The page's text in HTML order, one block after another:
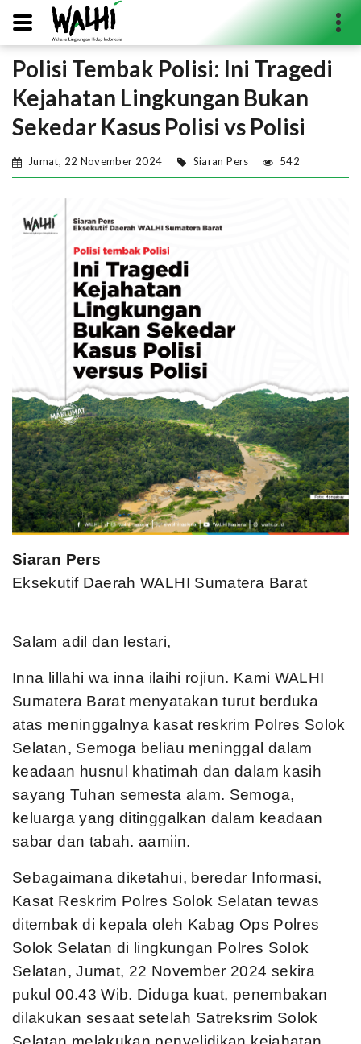
Search...
Polisi Tembak Polisi: Ini Tragedi
Kejahatan Lingkungan Bukan
Sekedar Kasus Polisi vs Polisi
Jumat, 22 November 2024 Siaran Pers 542
Siaran Pers
Eksekutif Daerah WALHI Sumatera Barat
Salam adil dan lestari,
Inna lillahi wa inna ilaihi rojiun. Kami WALHI
Sumatera Barat menyatakan turut berduka
atas meninggalnya kasat reskrim Polres Solok
Selatan, Semoga beliau meninggal dalam
keadaan husnul khatimah dan dalam kasih
sayang Tuhan semesta alam. Semoga,
keluarga yang ditinggalkan dalam keadaan
sabar dan tabah. aamiin.
Sebagaimana diketahui, beredar Informasi,
Kasat Reskrim Polres Solok Selatan tewas
ditembak di kepala oleh Kabag Ops Polres
Solok Selatan di lingkungan Polres Solok
Selatan, Jumat, 22 November 2024 sekira
pukul 00.43 Wib. Diduga kuat, penembakan
dilakukan sesaat setelah Satreksrim Solok